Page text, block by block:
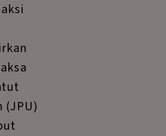
(JPU)